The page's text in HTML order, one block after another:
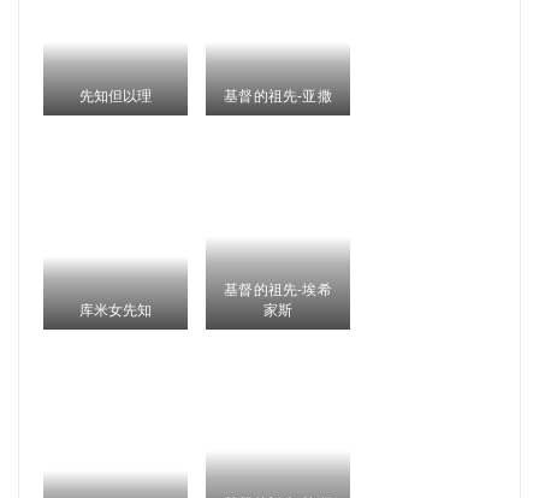
先知但以理 基督的祖先-亚撒
库米女先知
基督的祖先-埃希
家斯